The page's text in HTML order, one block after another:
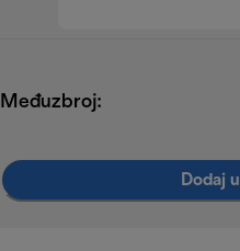
Međuzbroj:
Dodaj